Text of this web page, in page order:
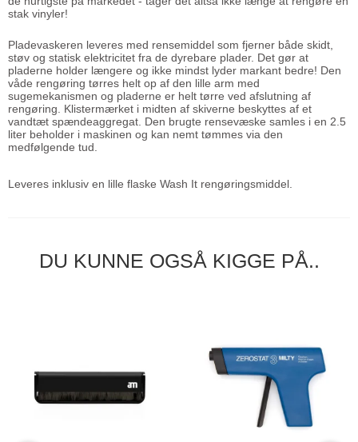
stak vinyler!
Pladevaskeren leveres med rensemiddel som fjerner både skidt,
støv og statisk elektricitet fra de dyrebare plader. Det gør at
pladerne holder længere og ikke mindst lyder markant bedre! Den
våde rengøring tørres helt op af den lille arm med
sugemekanismen og pladerne er helt tørre ved afslutning af
rengøring. Klistermærket i midten af skiverne beskyttes af et
vandtæt spændeaggregat. Den brugte rensevæske samles i en 2.5
liter beholder i maskinen og kan nemt tømmes via den
medfølgende tud.
Leveres inklusiv en lille flaske Wash It rengøringsmiddel.
DU KUNNE OGSÅ KIGGE PÅ..